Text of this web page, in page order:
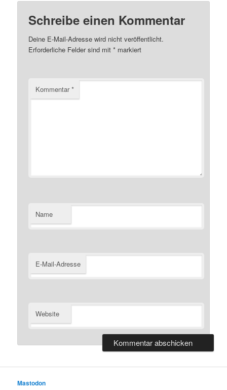
Schreibe einen Kommentar
Deine E-Mail-Adresse wird nicht veröffentlicht.
Erforderliche Felder sind mit* markiert
Kommentar*
Name
E-Mail-Adresse
Website
Mastodon